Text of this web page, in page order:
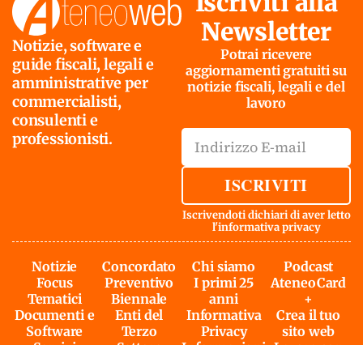
Notizie, software e
guide fiscali, legali e
amministrative per
commercialisti,
consulenti e
professionisti.
Newsletter
Potrai ricevere
aggiornamenti gratuiti su
notizie fiscali, legali e del
lavoro
ISCRIVITI
Iscrivendoti dichiari di aver letto
l'informativa privacy
Notizie
Focus
Tematici
Documenti e
Software
Concordato
Preventivo
Biennale
Enti del
Terzo
Chi siamo
I primi 25
anni
Informativa
Privacy
Podcast
AteneoCard
+
Crea il tuo
sito web